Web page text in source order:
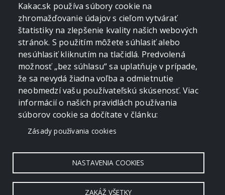
Z Dediniek do Spišských Tomášoviec
cez Geravy a Klauzy
15. 03. 2026
Zimná hrebeňovka NT - 3. deň
11. 03. 2026
NÍZKE TATRY
Zimná hrebeňovka NT - 2. deň
10. 03. 2026
NÍZKE TATRY
Zimná hrebeňovka NT - 1. deň
09. 03. 2026
SLOVENSKÝ RAJ
Gačovská skala z Dediniek
21. 02. 2026
VOLOVSKÉ VRCHY
Šikľavá skala a Markušovský skalný
hríb z Matejoviec nad Hornádom
13. 02. 2026
ČERGOV
Minčol z Kyjova
31. 01. 2026
NÍZKE TATRY
Panská hoľa z Liptovskej Tepličky
21. 01. 2026
LEVOČSKÉ VRCHY
05. 01. 2026
Kakac.sk používa súbory cookie na
zhromažďovanie údajov s cieľom vytvárať
štatistiky na zlepšenie kvality našich webových
stránok. S použitím môžete súhlasiť alebo
nesúhlasiť kliknutím na tlačidlá. Predvolená
možnosť „bez súhlasu“ sa uplatňuje v prípade,
že sa nevydá žiadna voľba a odmietnutie
neobmedzí vašu používateľskú skúsenosť. Viac
informácií o našich pravidlách používania
súborov cookie sa dočítate v článku:
Zásady používania cookies
NASTAVENIA COOKIES
ZAKÁŽ VŠETKY